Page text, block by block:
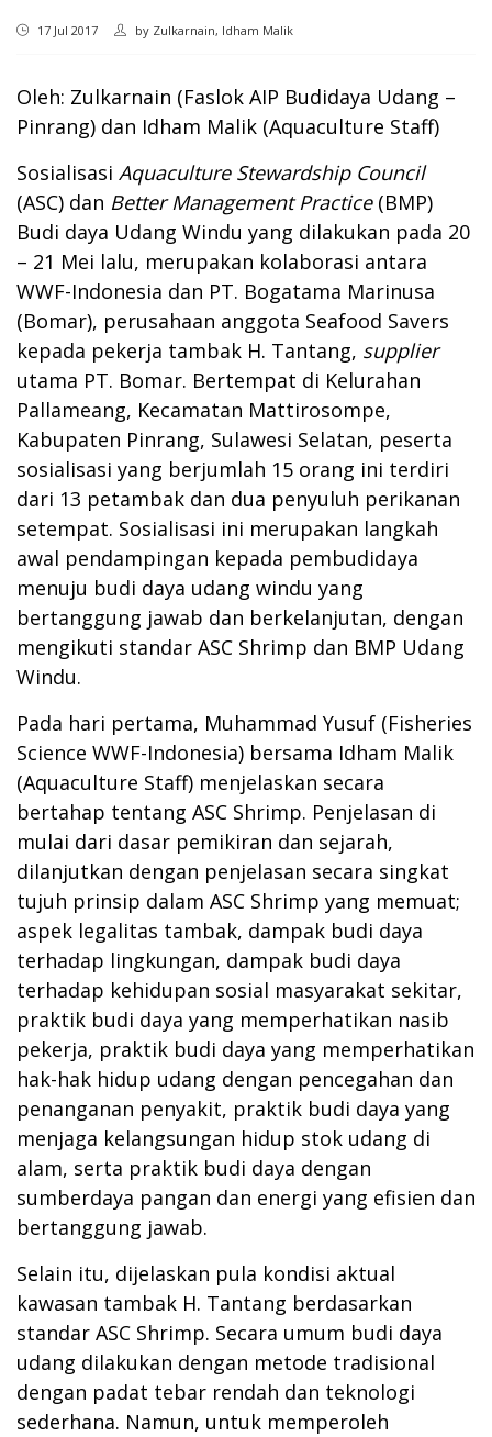
17 Jul 2017 by Zulkarnain, Idham Malik
Oleh: Zulkarnain (Faslok AIP Budidaya Udang –
Pinrang) dan Idham Malik (Aquaculture Staff)
Sosialisasi Aquaculture Stewardship Council
(ASC) dan Better Management Practice(BMP)
Budi daya Udang Windu yang dilakukan pada 20
– 21 Mei lalu, merupakan kolaborasi antara
WWF-Indonesia dan PT. Bogatama Marinusa
(Bomar), perusahaan anggota Seafood Savers
kepada pekerja tambak H. Tantang, supplier
utama PT. Bomar. Bertempat di Kelurahan
Pallameang, Kecamatan Mattirosompe,
Kabupaten Pinrang, Sulawesi Selatan, peserta
sosialisasi yang berjumlah 15 orang ini terdiri
dari 13 petambak dan dua penyuluh perikanan
setempat. Sosialisasi ini merupakan langkah
awal pendampingan kepada pembudidaya
menuju budi daya udang windu yang
bertanggung jawab dan berkelanjutan, dengan
mengikuti standar ASC Shrimp dan BMP Udang
Windu.
Pada hari pertama, Muhammad Yusuf (Fisheries
Science WWF-Indonesia) bersama Idham Malik
(Aquaculture Staff) menjelaskan secara
bertahap tentang ASC Shrimp. Penjelasan di
mulai dari dasar pemikiran dan sejarah,
dilanjutkan dengan penjelasan secara singkat
tujuh prinsip dalam ASC Shrimp yang memuat;
aspek legalitas tambak, dampak budi daya
terhadap lingkungan, dampak budi daya
terhadap kehidupan sosial masyarakat sekitar,
praktik budi daya yang memperhatikan nasib
pekerja, praktik budi daya yang memperhatikan
hak-hak hidup udang dengan pencegahan dan
penanganan penyakit, praktik budi daya yang
menjaga kelangsungan hidup stok udang di
alam, serta praktik budi daya dengan
sumberdaya pangan dan energi yang efisien dan
bertanggung jawab.
Selain itu, dijelaskan pula kondisi aktual
kawasan tambak H. Tantang berdasarkan
standar ASC Shrimp. Secara umum budi daya
udang dilakukan dengan metode tradisional
dengan padat tebar rendah dan teknologi
sederhana. Namun, untuk memperoleh